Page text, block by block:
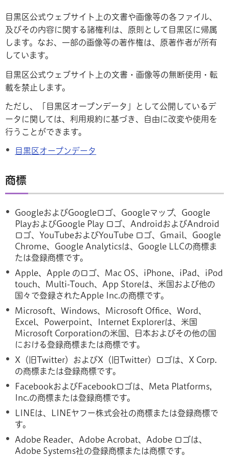
目黒区公式ウェブサイト上の文書や画像等の各ファイル、
及びその内容に関する諸権利は、原則として目黒区に帰属
します。なお、一部の画像等の著作権は、原著作者が所有
しています。
目黒区公式ウェブサイト上の文書・画像等の無断使用・転
載を禁止します。
ただし、「目黒区オープンデータ」として公開しているデ
ータに関しては、利用規約に基づき、自由に改変や使用を
行うことができます。
目黒区オープンデータ
商標
GoogleおよびGoogleロゴ、Googleマップ、Google
PlayおよびGoogle Play ロゴ、AndroidおよびAndroid
ロゴ、YouTubeおよびYouTube ロゴ、Gmail、Google
Chrome、Google Analyticsは、Google LLCの商標ま
たは登録商標です。
Apple、Apple のロゴ、Mac OS、iPhone、iPad、iPod
touch、Multi-Touch、App Storeは、米国および他の
国々で登録されたApple Inc.の商標です。
Microsoft、Windows、Microsoft Office、Word、
Excel、Powerpoint、Internet Explorerは、米国
Microsoft Corporationの米国、日本およびその他の国
における登録商標または商標です。
X（旧Twitter）およびX（旧Twitter）ロゴは、X Corp.
の商標または登録商標です。
FacebookおよびFacebookロゴは、Meta Platforms,
Inc.の商標または登録商標です。
LINEは、LINEヤフー株式会社の商標または登録商標で
す。
Adobe Reader、Adobe Acrobat、Adobe ロゴは、
Adobe Systems社の登録商標または商標です。